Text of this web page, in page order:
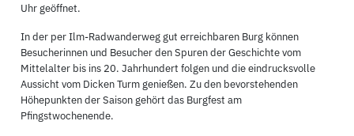
Uhr geöffnet.
In der per Ilm-Radwanderweg gut erreichbaren Burg können
Besucherinnen und Besucher den Spuren der Geschichte vom
Mittelalter bis ins 20. Jahrhundert folgen und die eindrucksvolle
Aussicht vom Dicken Turm genießen. Zu den bevorstehenden
Höhepunkten der Saison gehört das Burgfest am
Pfingstwochenende.